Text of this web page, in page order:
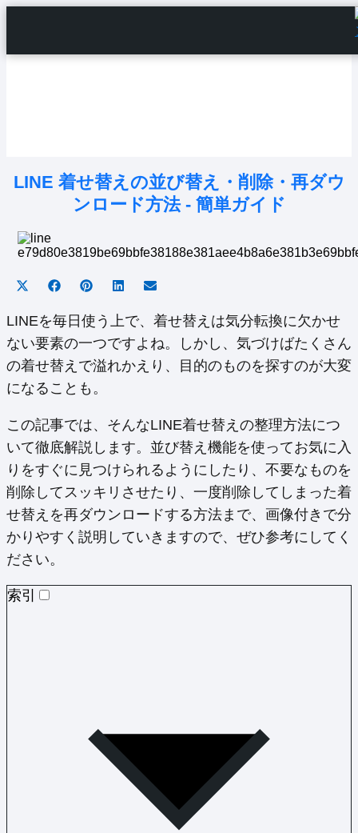
LINE 着せ替えの並び替え・削除・再ダウ
ンロード方法 - 簡単ガイド
Share
X
(Twitter)
Share
Facebook
Share
Pinterest
Share
LinkedInEmail
LINEを毎日使う上で、着せ替えは気分転換に欠かせ
ない要素の一つですよね。しかし、気づけばたくさん
の着せ替えで溢れかえり、目的のものを探すのが大変
になることも。
この記事では、そんなLINE着せ替えの整理方法につ
いて徹底解説します。並び替え機能を使ってお気に入
りをすぐに見つけられるようにしたり、不要なものを
削除してスッキリさせたり、一度削除してしまった着
せ替えを再ダウンロードする方法まで、画像付きで分
かりやすく説明していきますので、ぜひ参考にしてく
ださい。
索引